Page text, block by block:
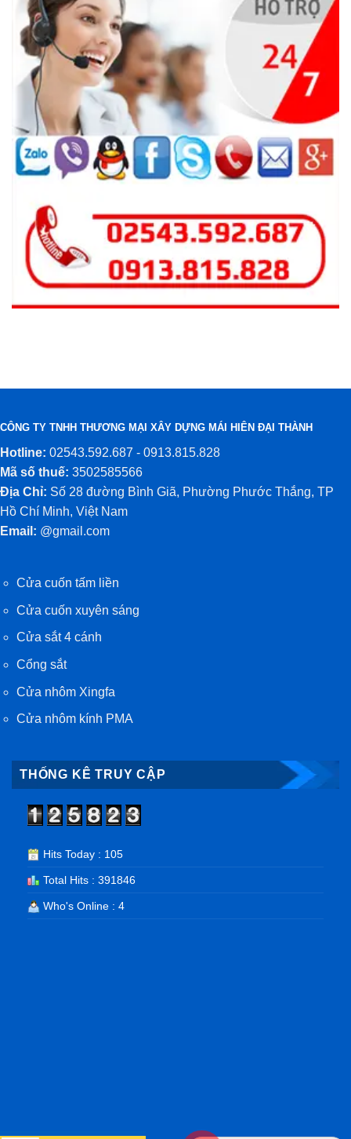
CÔNG TY TNHH THƯƠNG MẠI XÂY DỰNG MÁI HIÊN ĐẠI THÀNH
Hotline: 02543.592.687 - 0913.815.828
Mã số thuế: 3502585566
Địa Chỉ: Số 28 đường Bình Giã, Phường Phước Thắng, TP
Hồ Chí Minh, Việt Nam
Email: @gmail.com
Cửa cuốn tấm liền
Cửa cuốn xuyên sáng
Cửa sắt 4 cánh
Cổng sắt
Cửa nhôm Xingfa
Cửa nhôm kính PMA
THỐNG KÊ TRUY CẬP
Hits Today : 105
Total Hits : 391846
Who's Online : 4